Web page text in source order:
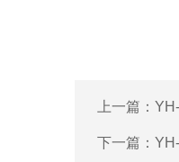
上一篇：
下一篇：